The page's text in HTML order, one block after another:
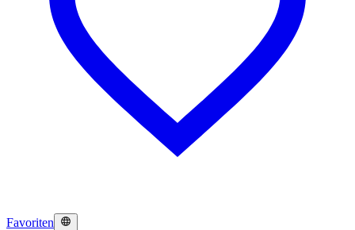
Favoriten